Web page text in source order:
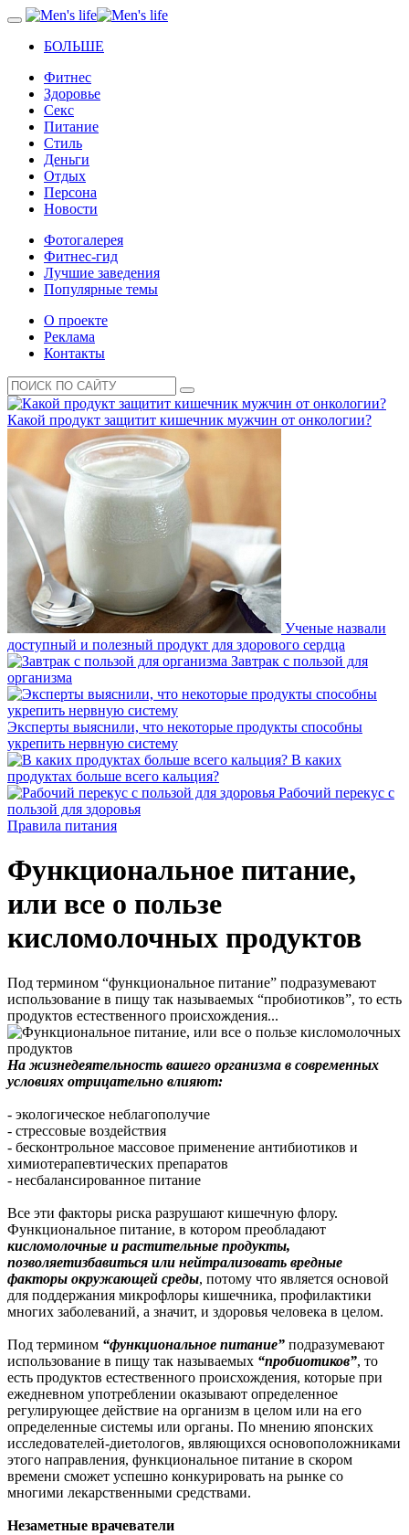
БОЛЬШЕ
Фитнес
Здоровье
Секс
Питание
Стиль
Деньги
Отдых
Персона
Новости
Фотогалерея
Фитнес-гид
Лучшие заведения
Популярные темы
О проекте
Реклама
Контакты
Какой продукт защитит кишечник мужчин от онкологии?
Ученые назвали
доступный и полезный продукт для здорового сердца
Завтрак с пользой для
организма
Эксперты выяснили, что некоторые продукты способны
укрепить нервную систему
В каких
продуктах больше всего кальция?
Рабочий перекус с
пользой для здоровья
Правила питания
Функциональное питание,
или все о пользе
кисломолочных продуктов
Под термином “функциональное питание” подразумевают
использование в пищу так называемых “пробиотиков”, то есть
продуктов естественного происхождения...
На жизнедеятельность вашего организма в современных
условиях отрицательно влияют:
- экологическое неблагополучие
- стрессовые воздействия
- бесконтрольное массовое применение антибиотиков и
химиотерапевтических препаратов
- несбалансированное питание
Все эти факторы риска разрушают кишечную флору.
Функциональное питание, в котором преобладают
кисломолочные и растительные продукты,
позволяетизбавиться или нейтрализовать вредные
факторы окружающей среды, потому что является основой
для поддержания микрофлоры кишечника, профилактики
многих заболеваний, а значит, и здоровья человека в целом.
Под термином “функциональное питание” подразумевают
использование в пищу так называемых “пробиотиков”, то
есть продуктов естественного происхождения, которые при
ежедневном употреблении оказывают определенное
регулирующее действие на организм в целом или на его
определенные системы или органы. По мнению японских
исследователей-диетологов, являющихся основоположниками
этого направления, функциональное питание в скором
времени сможет успешно конкурировать на рынке со
многими лекарственными средствами.
Незаметные врачеватели